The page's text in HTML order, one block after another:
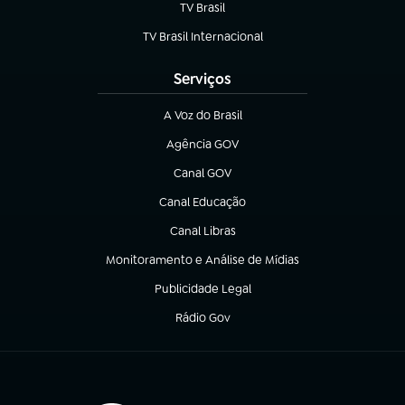
TV Brasil
(abre em nova aba)
TV Brasil Internacional
(abre em nova aba)
Serviços
A Voz do Brasil
(abre em nova aba)
Agência GOV
(abre em nova aba)
Canal GOV
(abre em nova aba)
Canal Educação
(abre em nova aba)
Canal Libras
(abre em nova aba)
Monitoramento e Análise de Mídias
(abre em nova aba)
Publicidade Legal
(abre em nova aba)
Rádio Gov
(abre em nova aba)